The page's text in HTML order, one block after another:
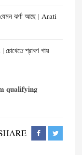
ঝর্ণা আছে | Arati
শ্রাবণ গায়
qualifying